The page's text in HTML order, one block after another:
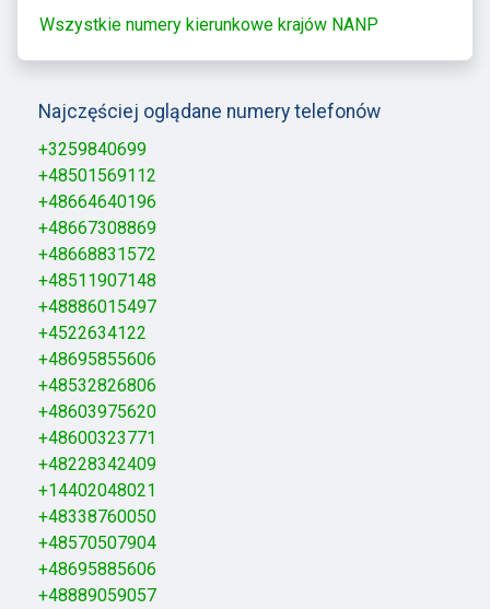
Wszystkie numery kierunkowe krajów NANP
Najczęściej oglądane numery telefonów
+3259840699
+48501569112
+48664640196
+48667308869
+48668831572
+48511907148
+48886015497
+4522634122
+48695855606
+48532826806
+48603975620
+48600323771
+48228342409
+14402048021
+48338760050
+48570507904
+48695885606
+48889059057